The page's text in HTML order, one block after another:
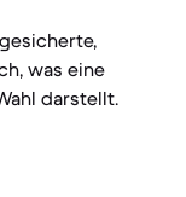
was eine
darstellt.